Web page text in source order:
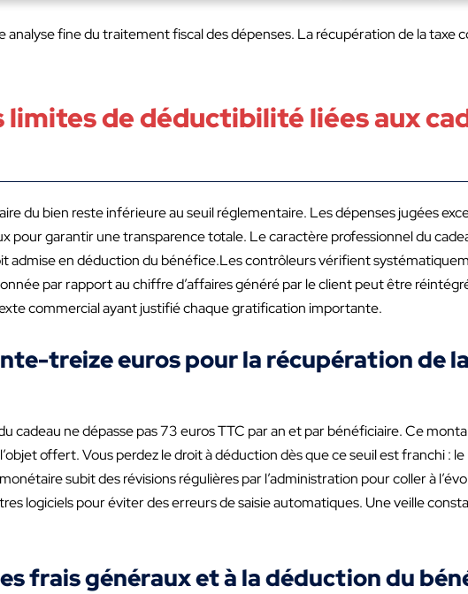
fine du traitement fiscal des dépenses. La récupération de la taxe
de déductibilité liées aux
du bien reste inférieure au seuil réglementaire. Les dépenses jugées
pour garantir une transparence totale. Le caractère professionnel du
admise en déduction du bénéfice.Les contrôleurs vérifient
par rapport au chiffre d’affaires généré par le client peut être
commercial ayant justifié chaque gratification importante.
treize euros pour la récupération de
cadeau ne dépasse pas 73 euros TTC par an et par bénéficiaire. Ce
offert. Vous perdez le droit à déduction dès que ce seuil est franchi : le
subit des révisions régulières par l’administration pour coller à
logiciels pour éviter des erreurs de saisie automatiques. Une veille
frais généraux et à la déduction du